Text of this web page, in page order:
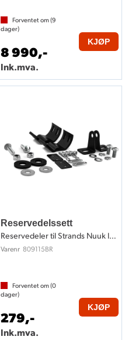
Forventet om (9
dager)
8 990,-
Ink.mva.
KJØP
Reservedelssett
Reservedeler til Strands Nuuk ledbar
Varenr 809115BR
Forventet om (0
dager)
279,-
Ink.mva.
KJØP